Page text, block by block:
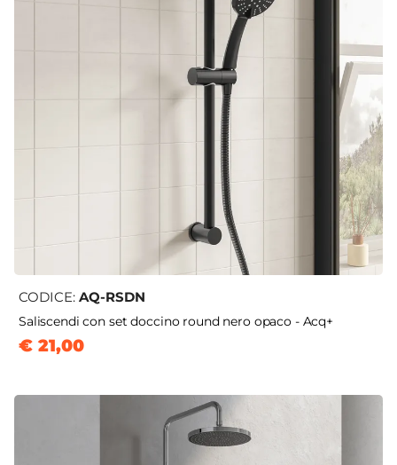
CODICE: AQ-RSDN
Saliscendi con set doccino round nero opaco - Acq+
€ 21,00